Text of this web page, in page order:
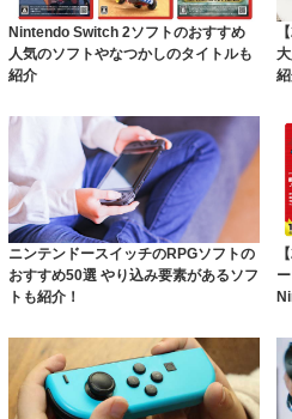
Nintendo Switch 2ソフトのおすすめ
人気のソフトやなつかしのタイトルも
紹介
ニンテンドースイッチのRPGソフトの
おすすめ50選 やり込み要素があるソフ
トも紹介！